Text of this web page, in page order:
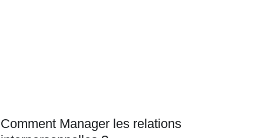
Comment Manager les relations